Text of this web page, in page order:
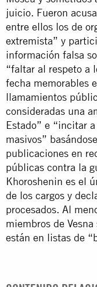
juicio. Fueron
entre ellos los de
extremista” y
información falsa
“faltar al respeto a
fecha memorables
llamamientos
consideradas una
Estado” e “incitar
masivos”
publicaciones en
públicas contra la
Khoroshenin es el
de los cargos y
procesados. Al
miembros de
están en listas de